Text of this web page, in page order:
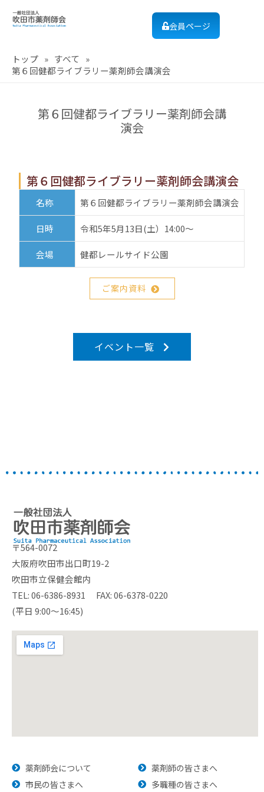
会員ページ
トップ » すべて »
第６回健都ライブラリー薬剤師会講演会
第６回健都ライブラリー薬剤師会講
演会
第６回健都ライブラリー薬剤師会講演会
名称 第６回健都ライブラリー薬剤師会講演会
日時 令和5年5月13日(土）14:00～
会場 健都レールサイド公園
ご案内資料
イベント一覧
〒564-0072
大阪府吹田市出口町19-2
吹田市立保健会館内
TEL: 06-6386-8931 FAX: 06-6378-0220
(平日 9:00～16:45)
薬剤師会について
市民の皆さまへ
薬剤師の皆さまへ
多職種の皆さまへ